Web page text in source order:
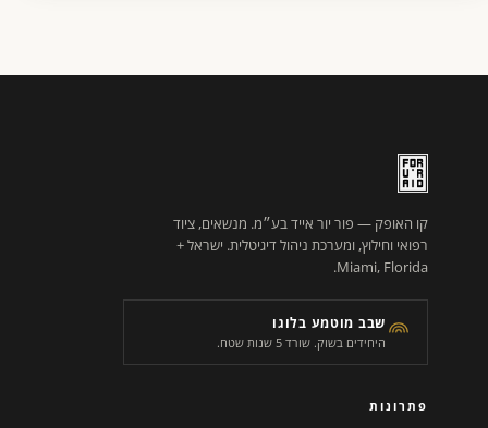
קו האופק — פור יור אייד בע״מ. מנשאים, ציוד
רפואי וחילוץ, ומערכת ניהול דיגיטלית. ישראל +
Miami, Florida.
שבב מוטמע בלוגו
היחידים בשוק. שורד 5 שנות שטח.
פתרונות